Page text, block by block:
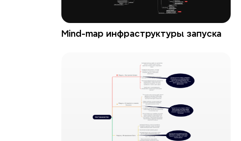
Mind-map инфраструктуры запуска